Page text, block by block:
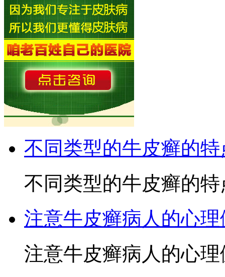
不同类型的牛皮癣的特
不同类型的牛皮癣的
注意牛皮癣病人的心理
注意牛皮癣病人的心